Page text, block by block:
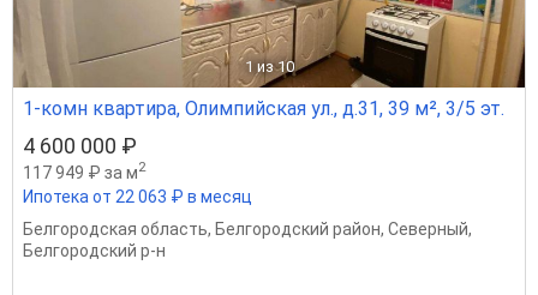
1 из 10
1-комн квартира, Олимпийская ул., д.31, 39 м², 3/5 эт.
4 600 000 ₽
117 949 ₽ за м2
Ипотека от 22 063 ₽ в месяц
Белгородская область, Белгородский район, Северный,
Белгородский р-н